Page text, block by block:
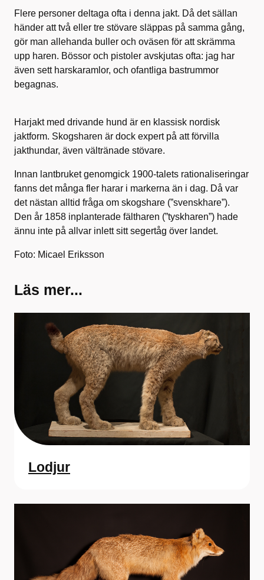
Flere personer deltaga ofta i denna jakt. Då det sällan
händer att två eller tre stövare släppas på samma gång,
gör man allehanda buller och oväsen för att skrämma
upp haren. Bössor och pistoler avskjutas ofta: jag har
även sett harskaramlor, och ofantliga bastrummor
begagnas.
Harjakt med drivande hund är en klassisk nordisk
jaktform. Skogsharen är dock expert på att förvilla
jakthundar, även vältränade stövare.
Innan lantbruket genomgick 1900-talets rationaliseringar
fanns det många fler harar i markerna än i dag. Då var
det nästan alltid fråga om skogshare (”svenskhare”).
Den år 1858 inplanterade fältharen (”tyskharen”) hade
ännu inte på allvar inlett sitt segertåg över landet.
Foto: Micael Eriksson
Läs mer...
Lodjur